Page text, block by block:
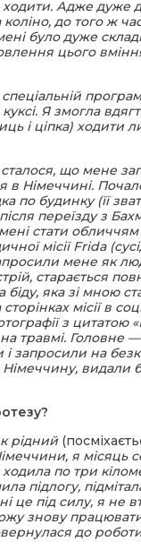
Адже дуже
до того ж
було дуже
цього
куксі. Я змогла
і ціпка) ходити
сталося, що мене
в Німеччині.
по будинку (її
переїзду з
стати обличчям
місії Frida
мене як
старається
яка зі мною
сторінках місії в
з цитатою
травмі. Головне
і запросили на
видали
рідний
я місяць
по три
підлогу,
це під силу, я не
знову
до